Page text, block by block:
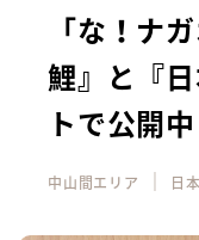
「な！ナ
鯉』と『
トで公開中
中山間エリア ｜ 日